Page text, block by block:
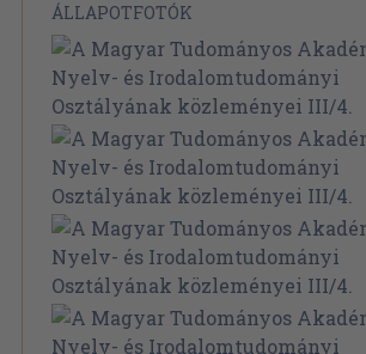
ÁLLAPOTFOTÓK